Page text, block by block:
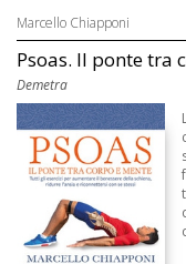
Marcello Chiapponi
Psoas. Il ponte tra
Demetra